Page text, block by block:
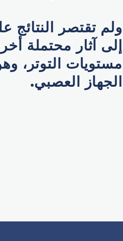
ولم تقتصر
إلى آثار محتملة
مستويات التوتر،
الجهاز العصبي.